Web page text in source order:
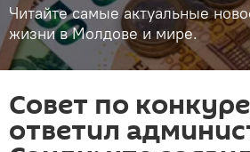
Читайте самые актуальные
жизни в Молдове и мире.
Совет по
ответил